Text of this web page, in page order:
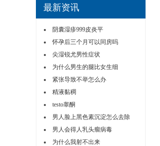
最新资讯
阴囊湿疹999皮炎平
怀孕后三个月可以同房吗
尖湿锐尤男性症状
为什么男生的腿比女生细
紧张导致不举怎么办
精液黏稠
testo睾酮
男人脸上黑色素沉淀怎么去除
男人会得人乳头瘤病毒
为什么我射不出来